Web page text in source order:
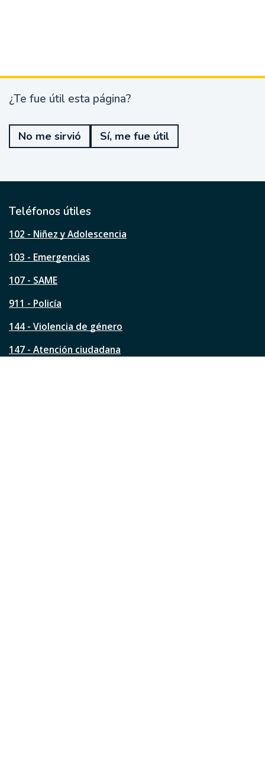
¿
e
u
t
l
s
a
á
i
a
¿Te fue útil esta página?
No me sirvió Sí, me fue útil
Teléfonos útiles
102 - Niñez y Adolescencia
103 - Emergencias
107 - SAME
911 - Policía
144 - Violencia de género
147 - Atención ciudadana